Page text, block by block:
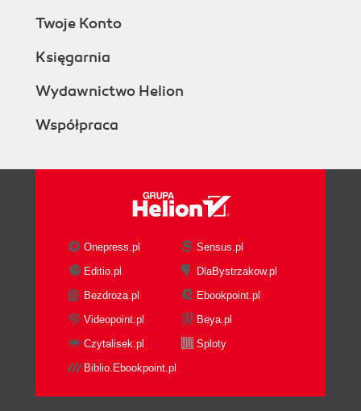
Twoje Konto
Księgarnia
Wydawnictwo Helion
Współpraca
Onepress.pl
Sensus.pl
Editio.pl
DlaBystrzakow.pl
Bezdroza.pl
Ebookpoint.pl
Videopoint.pl
Beya.pl
Czytalisek.pl
Sploty
Biblio.Ebookpoint.pl